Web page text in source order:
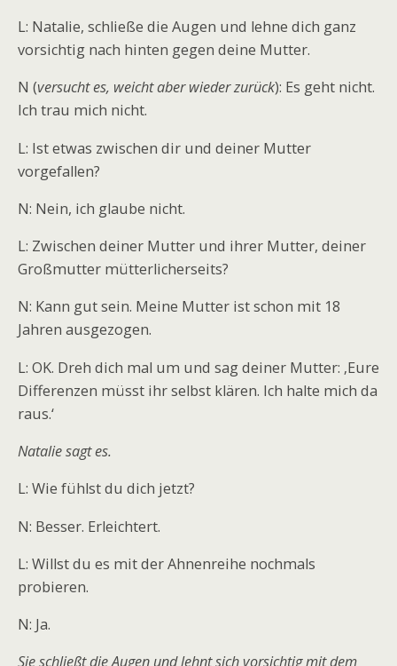
L: Natalie, schließe die Augen und lehne dich ganz
vorsichtig nach hinten gegen deine Mutter.
N (versucht es, weicht aber wieder zurück): Es geht nicht.
Ich trau mich nicht.
L: Ist etwas zwischen dir und deiner Mutter
vorgefallen?
N: Nein, ich glaube nicht.
L: Zwischen deiner Mutter und ihrer Mutter, deiner
Großmutter mütterlicherseits?
N: Kann gut sein. Meine Mutter ist schon mit 18
Jahren ausgezogen.
L: OK. Dreh dich mal um und sag deiner Mutter: ‚Eure
Differenzen müsst ihr selbst klären. Ich halte mich da
raus.‘
Natalie sagt es.
L: Wie fühlst du dich jetzt?
N: Besser. Erleichtert.
L: Willst du es mit der Ahnenreihe nochmals
probieren.
N: Ja.
Sie schließt die Augen und lehnt sich vorsichtig mit dem